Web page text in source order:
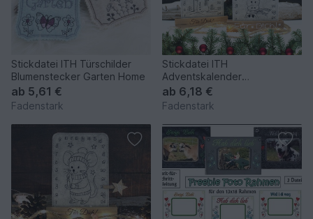
Stickdatei ITH Türschilder
Blumenstecker Garten Home
ab 5,61 €
Fadenstark
Stickdatei ITH
Adventskalender
Tischadventskalender togo
Weihnachten Advent
ab 6,18 €
Fadenstark